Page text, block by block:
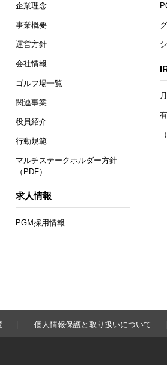
企業理念
事業概要
運営方針
会社情報
ゴルフ場一覧
関連事業
役員紹介
行動規範
マルチステークホルダー方針
（PDF）
求人情報
PGM採用情報
個人情報保護と取り扱いについて